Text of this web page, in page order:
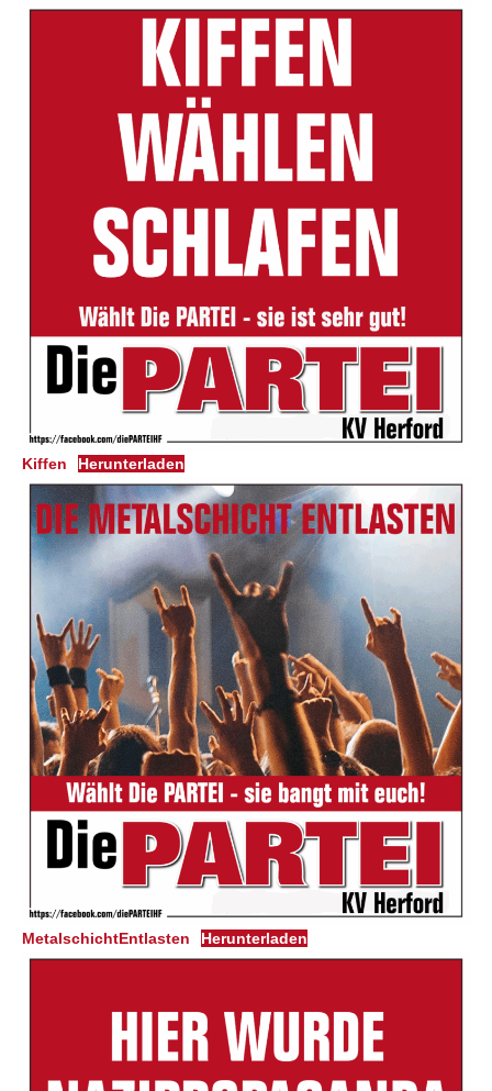
Kiffen Herunterladen
MetalschichtEntlasten Herunterladen